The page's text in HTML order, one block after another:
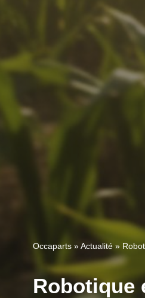
Occaparts »Actualité »
Robotique